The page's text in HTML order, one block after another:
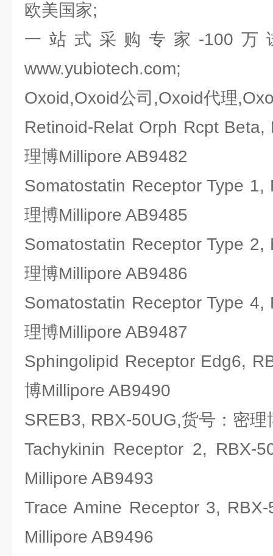
欧美国家;
一站式采购专家-100万
www.yubiotech.com;
Oxoid,Oxoid公司,Oxoid代理
Retinoid-Relat Orph Rcpt
理博Millipore AB9482
Somatostatin Receptor Type
理博Millipore AB9485
Somatostatin Receptor Type
理博Millipore AB9486
Somatostatin Receptor Type
理博Millipore AB9487
Sphingolipid Receptor Edg6,
博Millipore AB9490
SREB3, RBX-50UG,货号：密
Tachykinin Receptor 2,
Millipore AB9493
Trace Amine Receptor 3,
Millipore AB9496